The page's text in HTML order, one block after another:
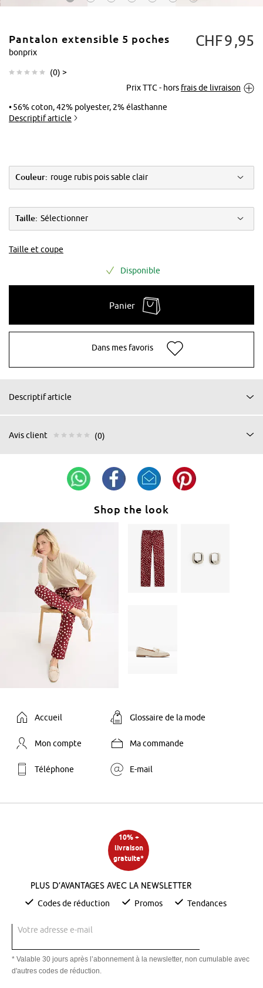
Tapoter pour
Pantalon extensible 5 poches
bonprix
(0) >
CHF9 95
Prix TTC - hors frais de livraison
56% coton, 42% polyester, 2% élasthanne
Descriptif article
Couleur: rouge rubis pois sable clair
Taille: Sélectionner
Taille et coupe
Disponible
Panier
Dans mes favoris
Descriptif article
Avis client (0)
Shop the look
Accueil Glossaire de la mode
Mon compte Ma commande
Téléphone E-mail
10% +
livraison
gratuite*
Plus d’avantages avec la newsletter
Codes de réduction Promos Tendances
Votre adresse e-mail
* Valable 30 jours après l’abonnement à la newsletter, non cumulable avec
d'autres codes de réduction.